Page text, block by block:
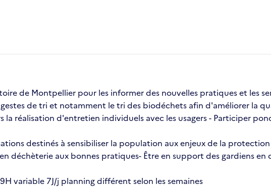
de Montpellier pour les informer des nouvelles pratiques et les
de tri et notamment le tri des biodéchets afin d'améliorer la
réalisation d'entretien individuels avec les usagers - Participer
destinés à sensibiliser la population aux enjeux de la
déchèterie aux bonnes pratiques- Être en support des gardiens en
variable 7J/j planning différent selon les semaines